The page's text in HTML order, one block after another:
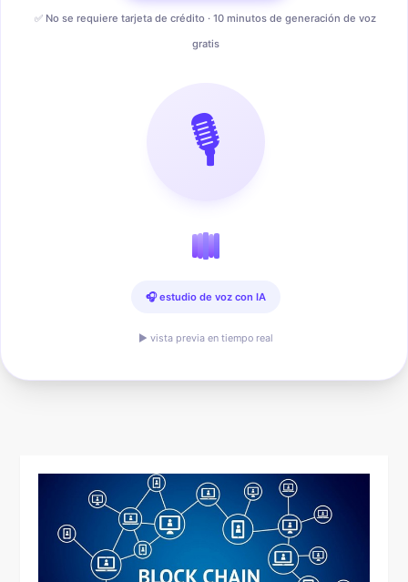
✅ No se requiere tarjeta de crédito · 10 minutos de generación de voz
gratis
🎙️
🎧 estudio de voz con IA
▶ vista previa en tiempo real